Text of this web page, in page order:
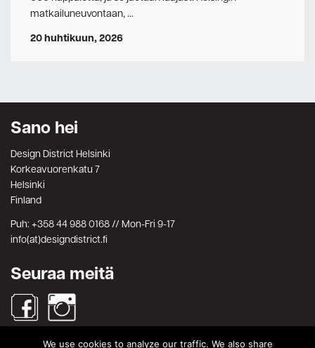
matkailuneuvontaan, …
20 huhtikuun, 2026
Sano hei
Design District Helsinki
Korkeavuorenkatu 7
Helsinki
Finland
Puh: +358 44 988 0168 // Mon-Fri 9-17
info(at)designdistrict.fi
Seuraa meitä
We use cookies to analyze our traffic. We also share